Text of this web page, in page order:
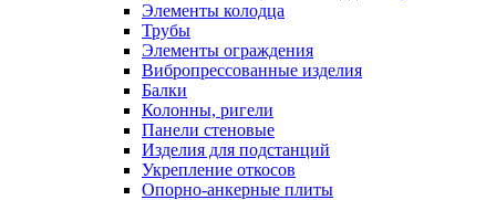
Элементы колодца
Трубы
Элементы ограждения
Вибропрессованные изделия
Балки
Колонны, ригели
Панели стеновые
Изделия для подстанций
Укрепление откосов
Опорно-анкерные плиты